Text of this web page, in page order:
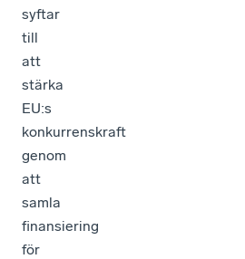
syftar
till
att
stärka
EU:s
konkurrenskraft
genom
att
samla
finansiering
för